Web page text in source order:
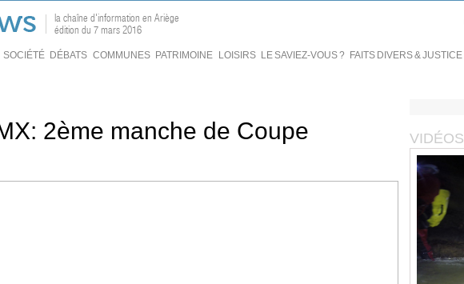
la chaîne d'information en Ariège
édition du 7 mars 2016
SOCIÉTÉ DÉBATS COMMUNES PATRIMOINE LOISIRS LE SAVIEZ-VOUS ? FAITS DIVERS & JUSTICE
2ème manche de Coupe
VIDÉOS